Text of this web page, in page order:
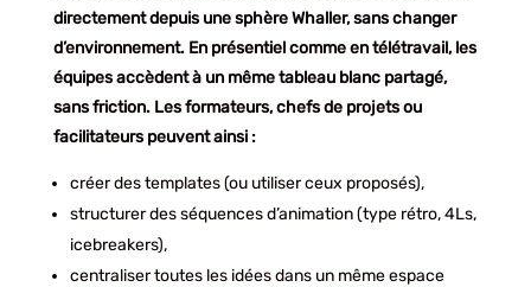
directement depuis une sphère Whaller, sans changer
d’environnement. En présentiel comme en télétravail, les
équipes accèdent à un même tableau blanc partagé,
sans friction. Les formateurs, chefs de projets ou
facilitateurs peuvent ainsi :
créer des templates (ou utiliser ceux proposés),
structurer des séquences d’animation (type rétro, 4Ls,
icebreakers),
centraliser toutes les idées dans un même espace